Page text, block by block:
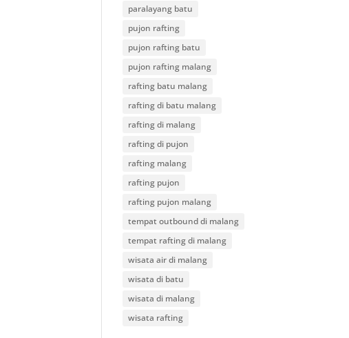
paralayang batu
pujon rafting
pujon rafting batu
pujon rafting malang
rafting batu malang
rafting di batu malang
rafting di malang
rafting di pujon
rafting malang
rafting pujon
rafting pujon malang
tempat outbound di malang
tempat rafting di malang
wisata air di malang
wisata di batu
wisata di malang
wisata rafting